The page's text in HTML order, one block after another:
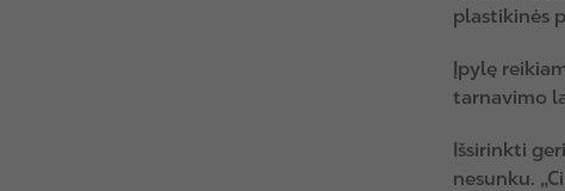
plastikinės
Įpylę
tarnavimo
Išsirinkti
nesunku.